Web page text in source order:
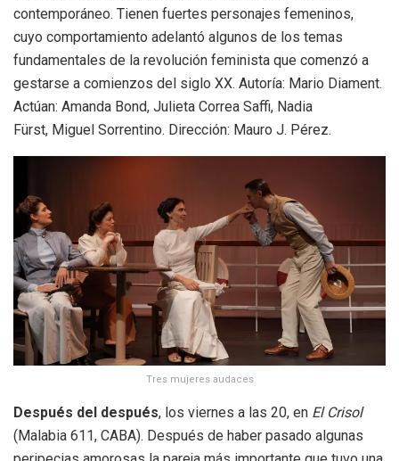
contemporáneo. Tienen fuertes personajes femeninos,
cuyo comportamiento adelantó algunos de los temas
fundamentales de la revolución feminista que comenzó a
gestarse a comienzos del siglo XX. Autoría: Mario Diament.
Actúan: Amanda Bond, Julieta Correa Saffi, Nadia
Fürst, Miguel Sorrentino. Dirección: Mauro J. Pérez.
Tres mujeres audaces
Después del después, los viernes a las 20, en El Crisol
(Malabia 611, CABA). Después de haber pasado algunas